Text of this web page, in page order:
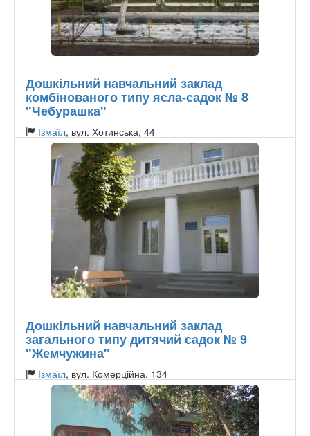
Дошкільний навчальний заклад
комбінованого типу ясла-садок № 8
"Чебурашка"
Ізмаїл, вул. Хотинська, 44
Тип садочку:Державний
Дошкільний навчальний заклад
загального типу дитячий садок № 9
"Жемчужина"
Ізмаїл, вул. Комерційна, 134
Тип садочку:Державний